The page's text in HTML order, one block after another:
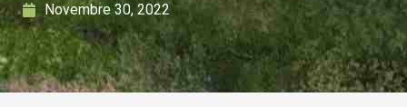
Novembre 30, 2022